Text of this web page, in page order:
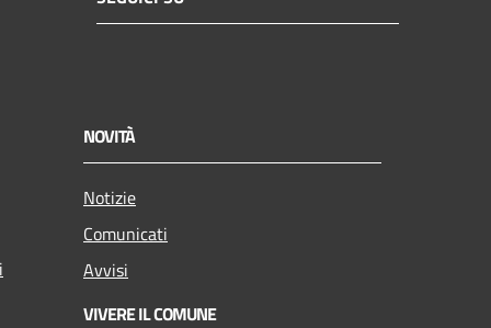
NOVITÀ
Notizie
Comunicati
Avvisi
VIVERE IL COMUNE